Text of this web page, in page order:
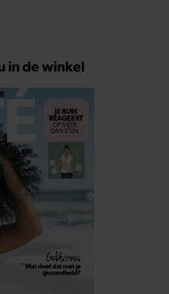
in de winkel